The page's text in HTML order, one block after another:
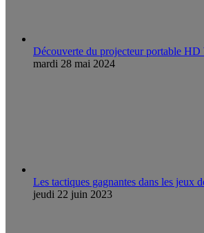
Découverte du projecteur portable
mardi 28 mai 2024
Les tactiques gagnantes dans les jeux
jeudi 22 juin 2023